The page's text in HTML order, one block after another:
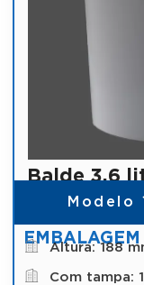
Balde 3,6
Modelo 1
EMBALAGEM
Altura: 188
Com tampa: